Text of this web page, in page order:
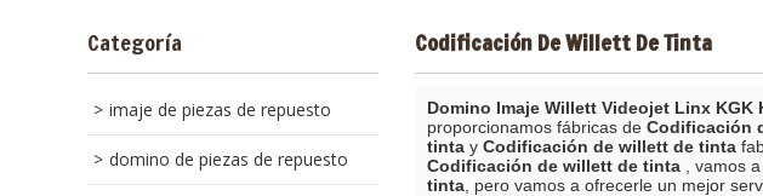
Categoría
imaje de piezas de repuesto
domino de piezas de repuesto
Codificación De Willett De Tinta
Domino Imaje Willett Videojet Linx KGK
proporcionamos fábricas de Codificación
tinta y Codificación de willett de tinta
Codificación de willett de tinta , vamos
tinta , pero vamos a ofrecerle un mejor